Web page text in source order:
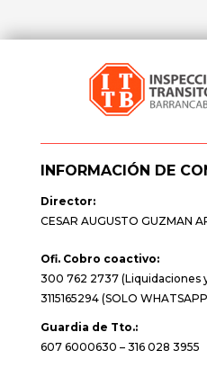
INFORMACIÓN DE
Director:
CESAR AUGUSTO GUZMAN
Ofi. Cobro coactivo:
300 762 2737 (Liquidaciones
3115165294 (SOLO
Guardia de Tto.:
607 6000630 – 316 028 3955